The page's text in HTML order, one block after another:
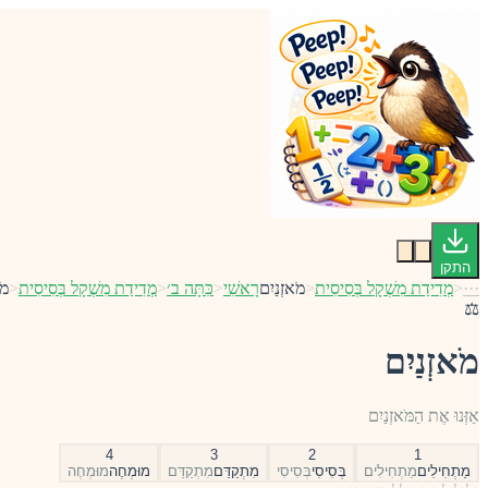
התקן
···
<מְדִידַת מִשְׁקָל בְּסִיסִית<מֹאזְנַיִםרָאשִׁי<כִּתָּה ב׳<מְדִידַת מִשְׁקָל בְּסִיסִית<
⚖️
מֹאזְנַיִם
אַזְּנוּ אֶת הַמֹּאזְנַיִם
1
מַתְחִילִיםמַתְחִילִים
2
בְּסִיסִיבְּסִיסִי
3
מִתְקַדֵּםמִתְקַדֵּם
4
מוּמְחֶהמוּמְחֶה